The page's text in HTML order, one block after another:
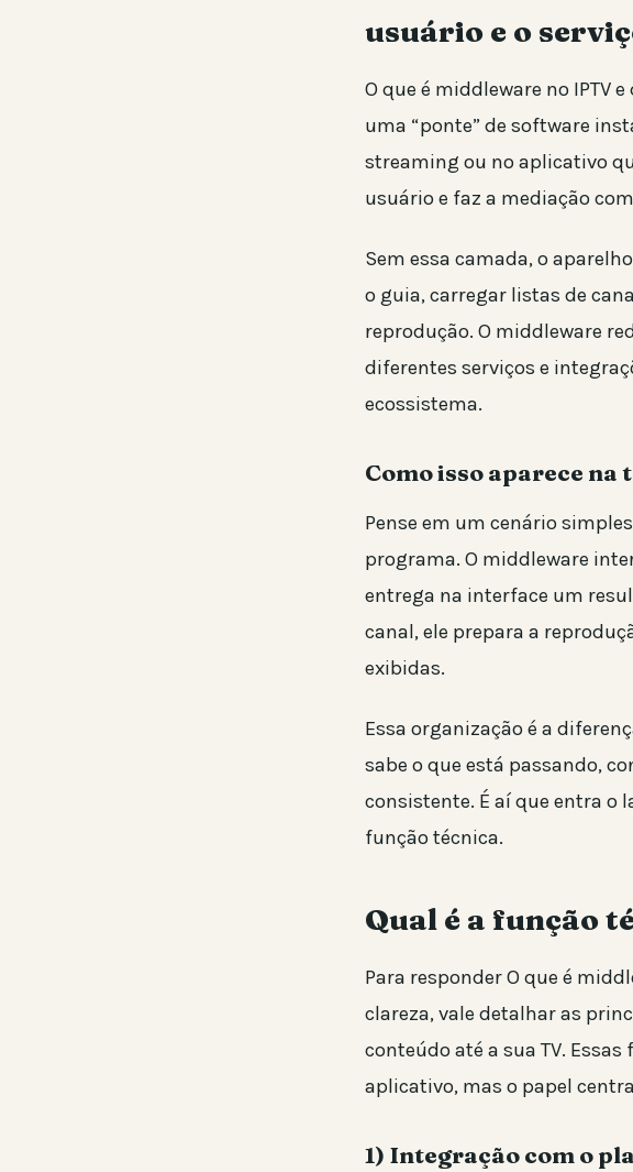
usuário e o
O que é middleware no IPTV
uma “ponte” de software
streaming ou no aplicativo
usuário e faz a mediação
Sem essa camada, o
o guia, carregar listas de
reprodução. O middleware
diferentes serviços e
ecossistema.
Como isso aparece na
Pense em um cenário
programa. O middleware
entrega na interface um
canal, ele prepara a
exibidas.
Essa organização é a
sabe o que está passando,
consistente. É aí que entra o
função técnica.
Qual é a função
Para responder O que é
clareza, vale detalhar as
conteúdo até a sua TV.
aplicativo, mas o papel
1) Integração com o